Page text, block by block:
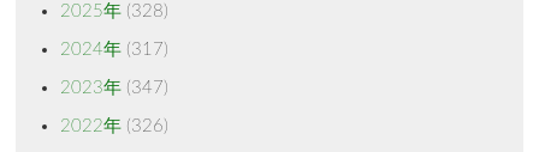
2025年(328)
2024年(317)
2023年(347)
2022年(326)